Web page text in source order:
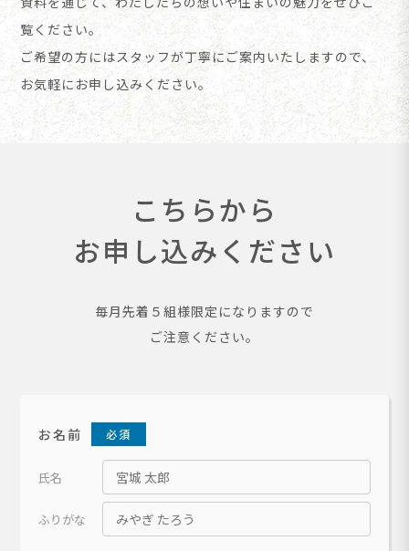
覧ください。
ご希望の方にはスタッフが丁寧にご案内いたしますので、
お気軽にお申し込みください。
こちらから
お申し込みください
毎月先着５組様限定になりますので
ご注意ください。
お名前 必須
氏名
ふりがな